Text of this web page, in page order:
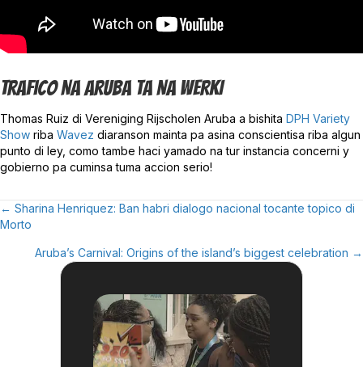
Trafico Na Aruba Ta NA WERKI
Thomas Ruiz di Vereniging Rijscholen Aruba a bishita DPH Variety
Show riba Wavez diaranson mainta pa asina conscientisa riba algun
punto di ley, como tambe haci yamado na tur instancia concerni y
gobierno pa cuminsa tuma accion serio!
Posts
Navigation
← Sharina Henriquez: Ban habri dialogo nacional tocante topico di
Morto
Aruba’s Carnival: Origins of the island’s biggest celebration →